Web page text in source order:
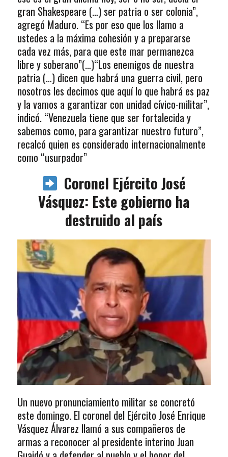
gran Shakespeare (…) ser patria o ser colonia”,
agregó Maduro. “Es por eso que los llamo a
ustedes a la máxima cohesión y a prepararse
cada vez más, para que este mar permanezca
libre y soberano”(…)“Los enemigos de nuestra
patria (…) dicen que habrá una guerra civil, pero
nosotros les decimos que aquí lo que habrá es paz
y la vamos a garantizar con unidad cívico-militar”,
indicó. “Venezuela tiene que ser fortalecida y
sabemos como, para garantizar nuestro futuro”,
recalcó quien es considerado internacionalmente
como “usurpador”
Coronel Ejército José
Vásquez: Este gobierno ha
destruido al país
Un nuevo pronunciamiento militar se concretó
este domingo. El coronel del Ejército José Enrique
Vásquez Álvarez llamó a sus compañeros de
armas a reconocer al presidente interino Juan